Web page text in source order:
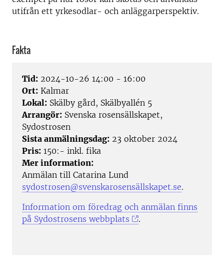
utifrån ett yrkesodlar- och anläggarperspektiv.
Fakta
Tid: 2024-10-26 14:00 - 16:00
Ort: Kalmar
Lokal: Skälby gård, Skälbyallén 5
Arrangör: Svenska rosensällskapet,
Sydostrosen
Sista anmälningsdag: 23 oktober 2024
Pris: 150:- inkl. fika
Mer information:
Anmälan till Catarina Lund
sydostrosen@svenskarosensällskapet.se.
Information om föredrag och anmälan finns
på Sydostrosens webbplats
.